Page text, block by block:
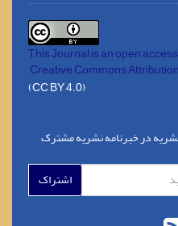
This Journal is an open
Creative Commons
(CC BY 4.0)
نشریه در خبرنامه نشریه مشترک
اشتراک